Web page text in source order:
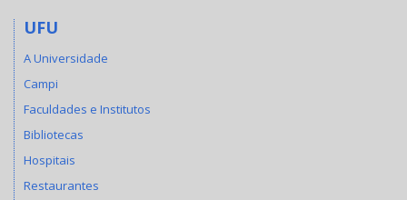
UFU
A Universidade
Campi
Faculdades e Institutos
Bibliotecas
Hospitais
Restaurantes